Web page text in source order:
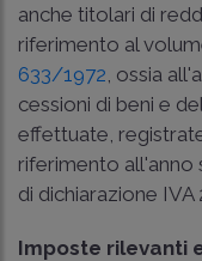
anche titolari di
riferimento al
633/1972 , ossia
cessioni di beni e
effettuate,
riferimento all'anno
di dichiarazione IVA
Imposte rilevanti